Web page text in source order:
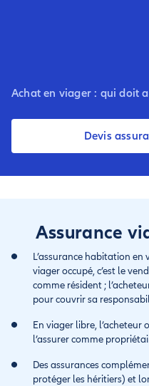
Achat en viager : qui doit
Devis
Assurance
L’assurance habitation
viager occupé, c’est le
comme résident ;
pour couvrir sa
En viager libre, l’acheteur
l’assurer comme
Des assurances
protéger les héritiers) et